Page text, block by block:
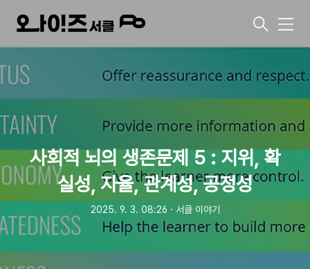
메
사회적 뇌의 생존문제 5 : 지위, 확
실성, 자율, 관계성, 공정성
2025. 9. 3. 08:26 ㆍ 서클 이야기